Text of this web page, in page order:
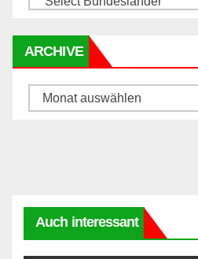
ARCHIVE
Archive
Auch interessant